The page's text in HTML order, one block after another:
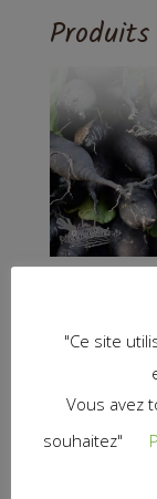
"Ce site
Vous avez
souhaitez"